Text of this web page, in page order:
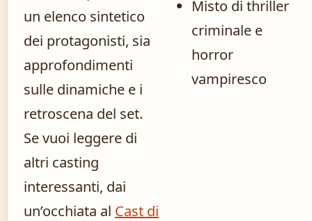
un elenco sintetico
dei protagonisti, sia
approfondimenti
sulle dinamiche e i
retroscena del set.
Se vuoi leggere di
altri casting
interessanti, dai
un’occhiata al Cast di
Misto di thriller
criminale e
horror
vampiresco